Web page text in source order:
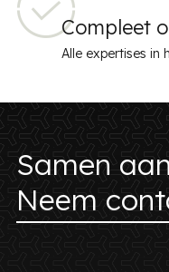
Compleet
Alle expertises in
Samen
Neem